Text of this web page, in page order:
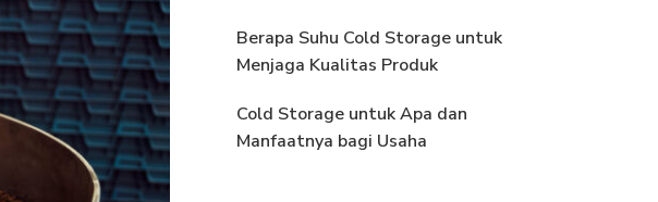
Berapa Suhu Cold Storage untuk
Menjaga Kualitas Produk
Cold Storage untuk Apa dan
Manfaatnya bagi Usaha